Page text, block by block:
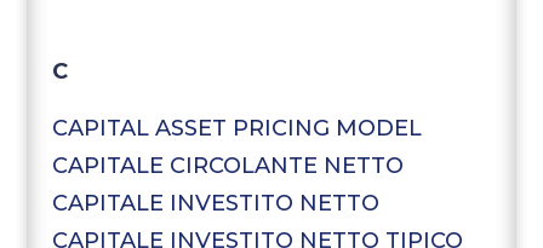
C
CAPITAL ASSET PRICING MODEL
CAPITALE CIRCOLANTE NETTO
CAPITALE INVESTITO NETTO
CAPITALE INVESTITO NETTO TIPICO